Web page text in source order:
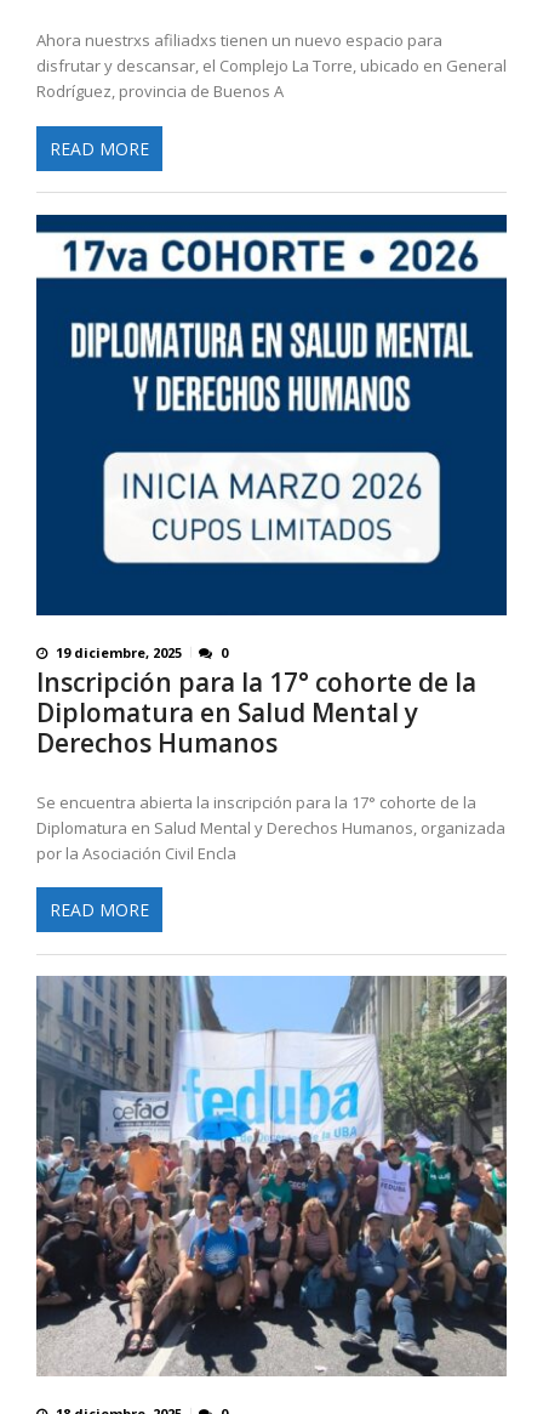
Ahora nuestrxs afiliadxs tienen un nuevo espacio para
disfrutar y descansar, el Complejo La Torre, ubicado en General
Rodríguez, provincia de Buenos A
READ MORE
19 diciembre, 2025 0
Inscripción para la 17° cohorte de la
Diplomatura en Salud Mental y
Derechos Humanos
Se encuentra abierta la inscripción para la 17° cohorte de la
Diplomatura en Salud Mental y Derechos Humanos, organizada
por la Asociación Civil Encla
READ MORE